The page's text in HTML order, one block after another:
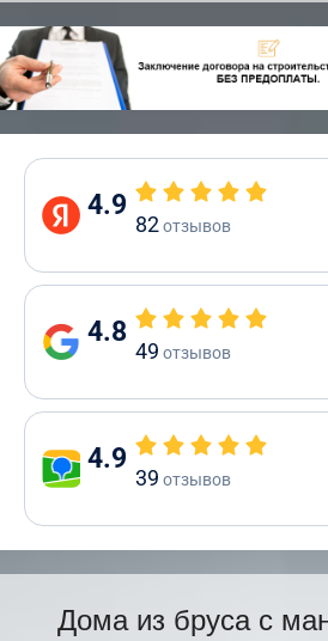
4.9
82отзывов
4.8
49 отзывов
4.9
39 отзывов
Дома из бруса с